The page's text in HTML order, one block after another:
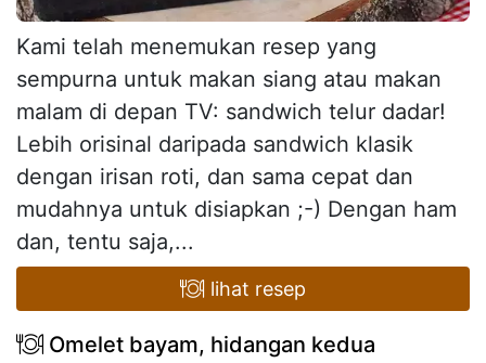
Kami telah menemukan resep yang
sempurna untuk makan siang atau makan
malam di depan TV: sandwich telur dadar!
Lebih orisinal daripada sandwich klasik
dengan irisan roti, dan sama cepat dan
mudahnya untuk disiapkan ;-) Dengan ham
dan, tentu saja,...
lihat resep
Omelet bayam, hidangan kedua